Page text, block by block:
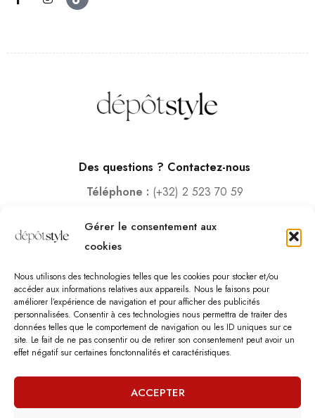
Gérer le consentement aux
cookies
Nous utilisons des technologies telles que les cookies pour stocker et/ou
accéder aux informations relatives aux appareils. Nous le faisons pour
améliorer l’expérience de navigation et pour afficher des publicités
personnalisées. Consentir à ces technologies nous permettra de traiter des
données telles que le comportement de navigation ou les ID uniques sur ce
site. Le fait de ne pas consentir ou de retirer son consentement peut avoir un
effet négatif sur certaines fonctonnalités et caractéristiques.
ACCEPTER
Des questions ? Contactez-nous
Téléphone : (+32) 2 523 70 59
Adresse : Rue des Deux Gares 6, 1070 Bruxelles
Lundi – Samedi :10:00 – 18:30
Vendredi :10:00-13:00 – 15:00 -18:30
Dimanche :12:00-18:00
Nous sommes fermés les jours fériés.